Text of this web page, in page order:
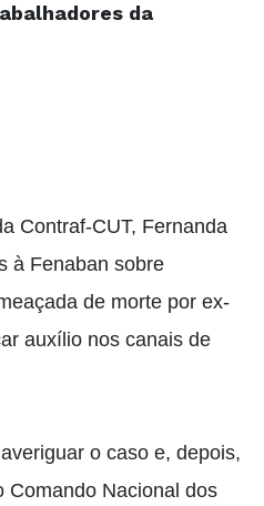
da
Contraf-CUT, Fernanda
à Fenaban sobre
de morte por ex-
auxílio nos canais de
o caso e, depois,
Comando Nacional dos